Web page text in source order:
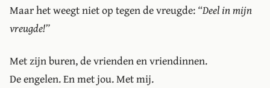
Maar het weegt niet op tegen de vreugde:“Deel in mijn
vreugde!”
Met zijn buren, de vrienden en vriendinnen.
De engelen. En met jou. Met mij.